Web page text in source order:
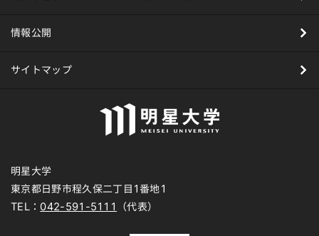
情報公開
サイトマップ
明星大学
東京都日野市程久保二丁目1番地1
TEL： 042-591-5111 （代表）